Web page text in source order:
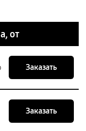
от
Заказать
Заказать